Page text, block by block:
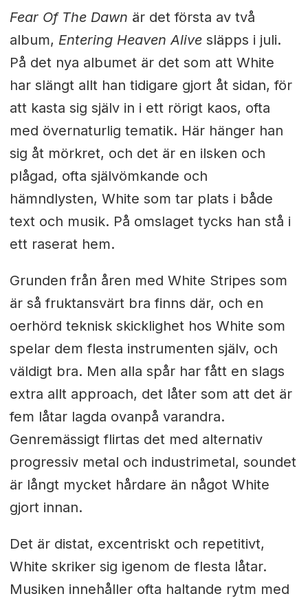
Fear Of The Dawn är det första av två
album, Entering Heaven Alivesläpps i juli.
På det nya albumet är det som att White
har slängt allt han tidigare gjort åt sidan, för
att kasta sig själv in i ett rörigt kaos, ofta
med övernaturlig tematik. Här hänger han
sig åt mörkret, och det är en ilsken och
plågad, ofta självömkande och
hämndlysten, White som tar plats i både
text och musik. På omslaget tycks han stå i
ett raserat hem.
Grunden från åren med White Stripes som
är så fruktansvärt bra finns där, och en
oerhörd teknisk skicklighet hos White som
spelar dem flesta instrumenten själv, och
väldigt bra. Men alla spår har fått en slags
extra allt approach, det låter som att det är
fem låtar lagda ovanpå varandra.
Genremässigt flirtas det med alternativ
progressiv metal och industrimetal, soundet
är långt mycket hårdare än något White
gjort innan.
Det är distat, excentriskt och repetitivt,
White skriker sig igenom de flesta låtar.
Musiken innehåller ofta haltande rytm med